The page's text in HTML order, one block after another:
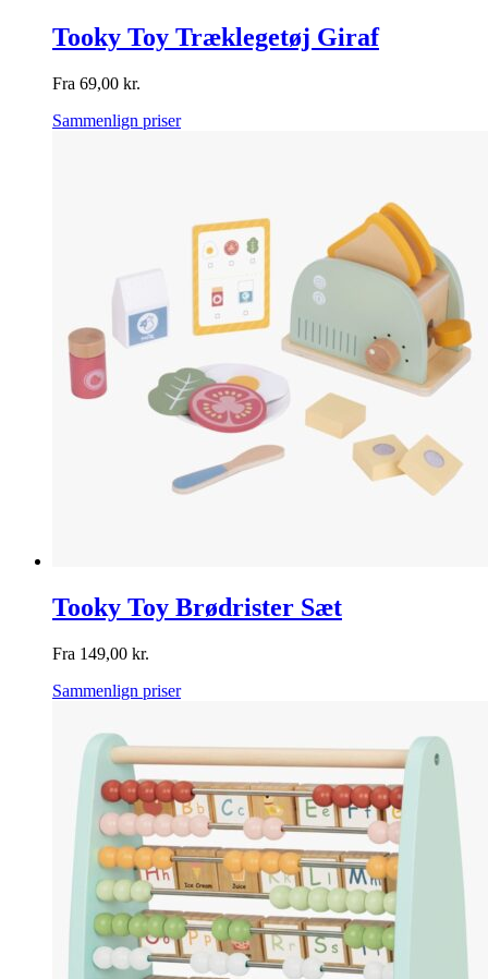
Tooky Toy Træklegetøj Giraf
Fra 69,00 kr.
Sammenlign priser
Tooky Toy Brødrister Sæt
Fra 149,00 kr.
Sammenlign priser